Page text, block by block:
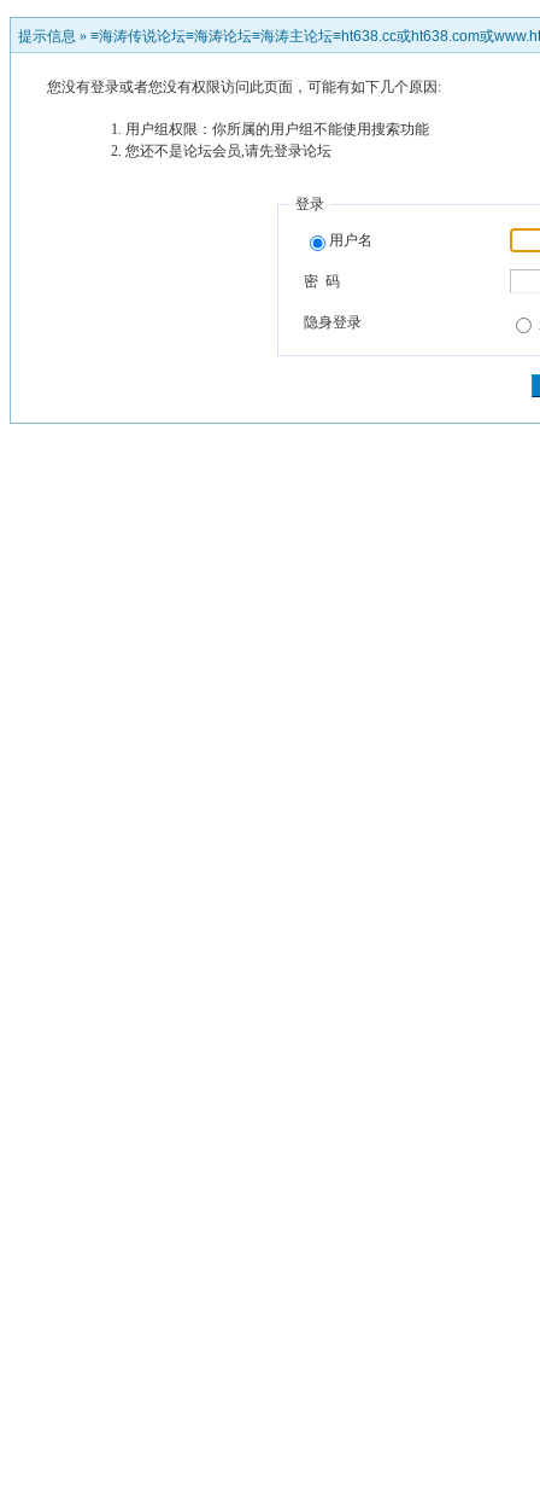
提示信息 » ≡海涛传说论坛≡海涛论坛≡海涛主论坛≡ht638.cc或ht638.com或
您没有登录或者您没有权限访问此页面，可能有如下几个原因:
用户组权限：你所属的用户组不能使用搜索功能
您还不是论坛会员,请先登录论坛
登录
用户名
密 码
隐身登录